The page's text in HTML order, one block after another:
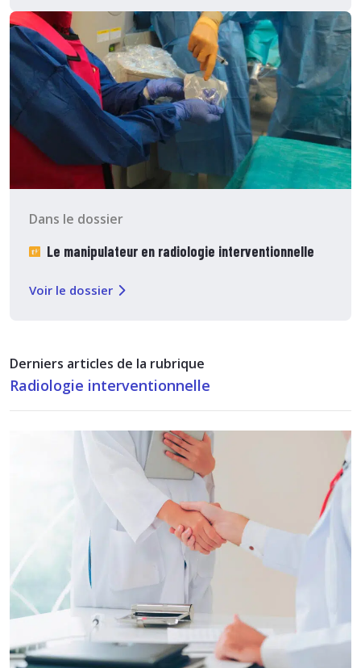
Dans le dossier
Le manipulateur en radiologie interventionnelle
Voir le dossier
Derniers articles de la rubrique
Radiologie interventionnelle